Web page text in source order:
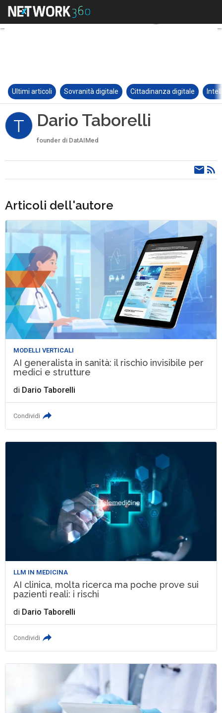
Ultimi articoli Sovranità digitale Cittadinanza digitale
T Dario Taborelli
founder di DatAIMed
Articoli dell'autore
MODELLI VERTICALI
AI generalista in sanità: il rischio invisibile per
medici e strutture
di Dario Taborelli
Condividi
LLM IN MEDICINA
AI clinica, molta ricerca ma poche prove sui
pazienti reali: i rischi
di Dario Taborelli
Condividi